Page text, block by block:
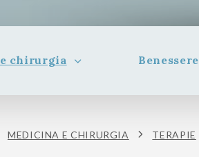
chirurgia Benessere
MEDICINA E CHIRURGIA TERAPIE